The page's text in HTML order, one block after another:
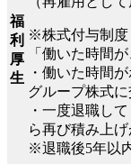
福
利
厚
生
※株式付与制度
「働いた時間
・働いた時間
グループ株式に
・一度退職し
ら再び積み上
※退職後5年以